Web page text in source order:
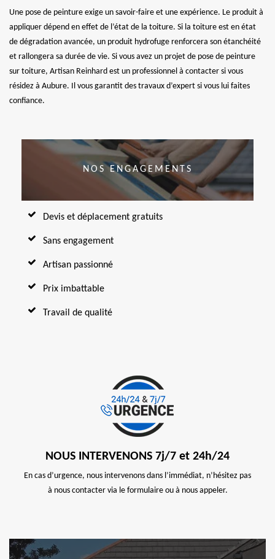
Une pose de peinture exige un savoir-faire et une expérience. Le produit à
appliquer dépend en effet de l’état de la toiture. Si la toiture est en état
de dégradation avancée, un produit hydrofuge renforcera son étanchéité
et rallongera sa durée de vie. Si vous avez un projet de pose de peinture
sur toiture, Artisan Reinhard est un professionnel à contacter si vous
résidez à Aubure. Il vous garantit des travaux d’expert si vous lui faites
confiance.
NOS ENGAGEMENTS
Devis et déplacement gratuits
Sans engagement
Artisan passionné
Prix imbattable
Travail de qualité
NOUS INTERVENONS 7j/7 et 24h/24
En cas d’urgence, nous intervenons dans l’immédiat, n’hésitez pas
à nous contacter via le formulaire ou à nous appeler.